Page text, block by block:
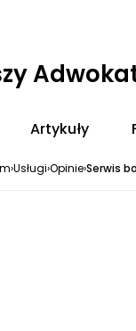
Artykuły
›Usługi›Opinie›Serwis